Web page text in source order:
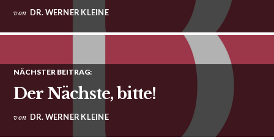
von DR. WERNER KLEINE
NÄCHSTER BEITRAG:
Der Nächste, bitte!
von DR. WERNER KLEINE